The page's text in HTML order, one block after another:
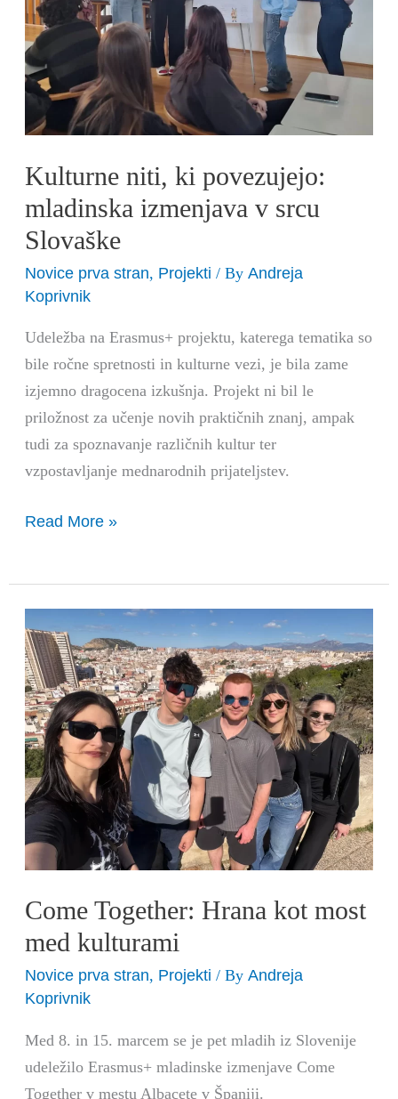
Kulturne niti, ki povezujejo:
mladinska izmenjava v srcu
Slovaške
Novice prva stran, Projekti / ByAndreja
Koprivnik
Udeležba na Erasmus+ projektu, katerega tematika so
bile ročne spretnosti in kulturne vezi, je bila zame
izjemno dragocena izkušnja. Projekt ni bil le
priložnost za učenje novih praktičnih znanj, ampak
tudi za spoznavanje različnih kultur ter
vzpostavljanje mednarodnih prijateljstev.
Slovaške
Read More »
Come Together: Hrana kot most
med kulturami
Novice prva stran, Projekti / ByAndreja
Koprivnik
Med 8. in 15. marcem se je pet mladih iz Slovenije
udeležilo Erasmus+ mladinske izmenjave Come
Together v mestu Albacete v Španiji.
Together:
Hrana
kot
most
med
kulturami